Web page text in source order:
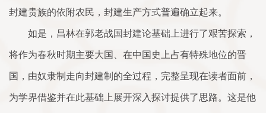
封建贵族的依附农民，封建生产方式普遍确立起来。
如是，昌林在郭老战国封建论基础上进行了艰苦探索，
将作为春秋时期主要大国、在中国史上占有特殊地位的晋
国，由奴隶制走向封建制的全过程，完整呈现在读者面前，
为学界借鉴并在此基础上展开深入探讨提供了思路。这是他